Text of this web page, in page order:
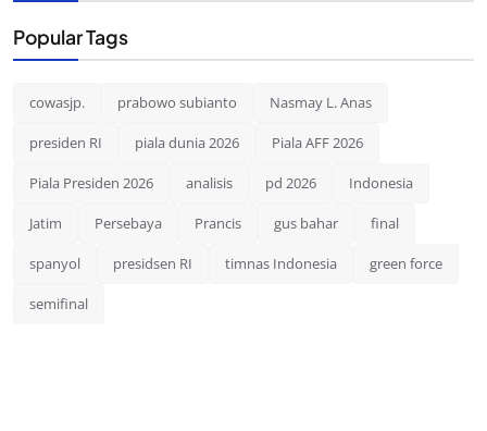
Popular Tags
cowasjp. prabowo subianto Nasmay L. Anas
presiden RI piala dunia 2026 Piala AFF 2026
Piala Presiden 2026 analisis pd 2026 Indonesia
Jatim Persebaya Prancis gus bahar final
spanyol presidsen RI timnas Indonesia green force
semifinal